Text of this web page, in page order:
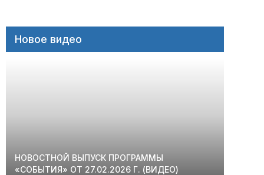
Новое видео
НОВОСТНОЙ ВЫПУСК ПРОГРАММЫ
«СОБЫТИЯ» ОТ 27.02.2026 Г. (ВИДЕО)